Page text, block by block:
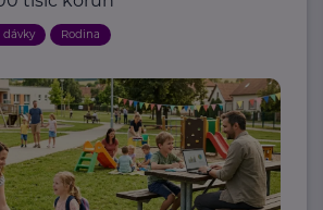
dávky Rodina